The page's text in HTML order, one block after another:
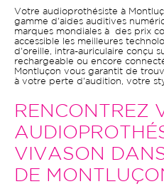
Votre audioprothésiste à
gamme d'aides auditives
marques mondiales à des prix
accessible les meilleures
d'oreille, intra-auriculaire conçu
rechargeable ou encore
Montluçon vous garantit de
à votre perte d'audition, votre
RENCONTREZ
VIVASON
DE